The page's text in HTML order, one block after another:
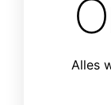
Alles